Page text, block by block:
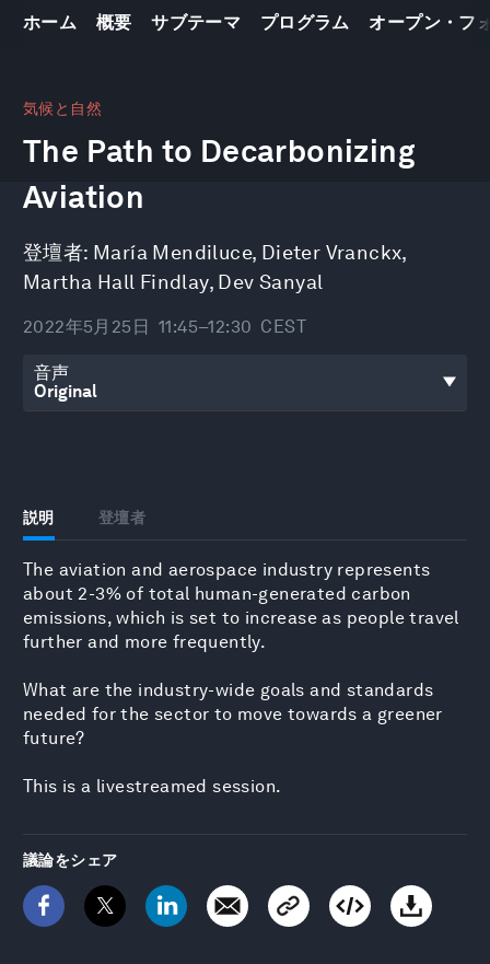
ホーム 概要 サブテーマ プログラム オープン・フ
気候と自然
The Path to Decarbonizing
Aviation
登壇者: María Mendiluce, Dieter Vranckx,
Martha Hall Findlay, Dev Sanyal
2022年5月25日 11:45–12:30 CEST
音声
説明 登壇者
The aviation and aerospace industry represents
about 2-3% of total human-generated carbon
emissions, which is set to increase as people travel
further and more frequently.
What are the industry-wide goals and standards
needed for the sector to move towards a greener
future?
This is a livestreamed session.
議論をシェア
seconds
41
minutes,
seconds